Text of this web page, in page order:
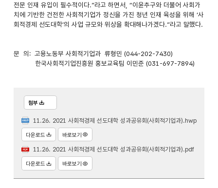
전문 인재 유입이 필수적이다.”라고 하면서, “이윤추구와 더불어 사회가
치에 기반한 건전한 사회적기업가 정신을 가진 청년 인재 육성을 위해 ‘사
회적경제 선도대학’의 사업 규모와 위상을 확대해나가겠다.”라고 말했다.
문 의: 고용노동부 사회적기업과 류형민 (044-202-7430)
한국사회적기업진흥원 홍보교육팀 이민준 (031-697-7894)
첨부
11.26. 2021 사회적경제 선도대학 성과공유회(사회적기업과).hwp
다운로드 바로보기
11.26. 2021 사회적경제 선도대학 성과공유회(사회적기업과).pdf
다운로드 바로보기